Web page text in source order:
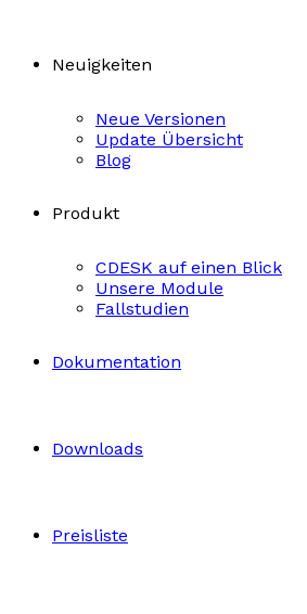
Neuigkeiten
Neue Versionen
Update Übersicht
Blog
Produkt
CDESK auf einen Blick
Unsere Module
Fallstudien
Dokumentation
Downloads
Preisliste